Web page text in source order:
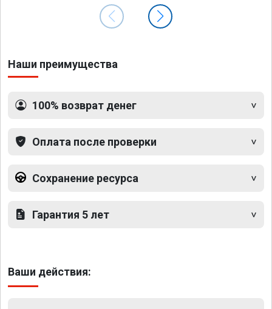
Наши преимущества
100% возврат денег
Оплата после проверки
Сохранение ресурса
Гарантия 5 лет
Ваши действия: